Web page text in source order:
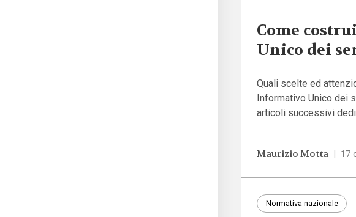
Come
Unico dei
Quali scelte ed
Informativo Unico dei
articoli successivi
Maurizio Motta | 17
Normativa nazionale